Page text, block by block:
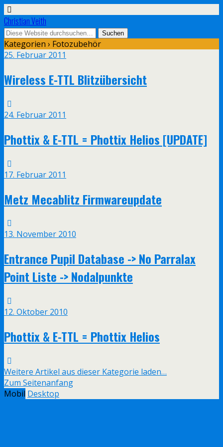
Christian Veith
Kategorien › Fotozubehör
25. Februar 2011
Wireless E-TTL Blitzübersicht
24. Februar 2011
Phottix & E-TTL = Phottix Helios [UPDATE]
17. Februar 2011
Metz Mecablitz Firmwareupdate
13. November 2010
Entrance Pupil Database -> No Parralax
Point Liste -> Nodalpunkte
12. Oktober 2010
Phottix & E-TTL = Phottix Helios
Weitere Artikel aus dieser Kategorie laden…
Zum Seitenanfang
Mobil Desktop